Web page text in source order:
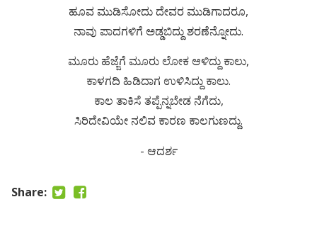
ಹೂವ ಮುಡಿಸೋದು ದೇವರ ಮುಡಿಗಾದರೂ,
ನಾವು ಪಾದಗಳಿಗೆ ಅಡ್ಡಬಿದ್ದು ಶರಣೆನ್ನೋದು.
ಮೂರು ಹೆಜ್ಜೆಗೆ ಮೂರು ಲೋಕ ಆಳಿದ್ದು ಕಾಲು,
ಕಾಳಗದಿ ಹಿಡಿದಾಗ ಉಳಿಸಿದ್ದು ಕಾಲು.
ಕಾಲ ತಾಕಿಸೆ ತಪ್ಪೆನ್ನಬೇಡ ನೆಗೆದು,
ಸಿರಿದೇವಿಯೇ ನಲಿವ ಕಾರಣ ಕಾಲಗುಣದ್ದು.
- ಆದರ್ಶ
Share: